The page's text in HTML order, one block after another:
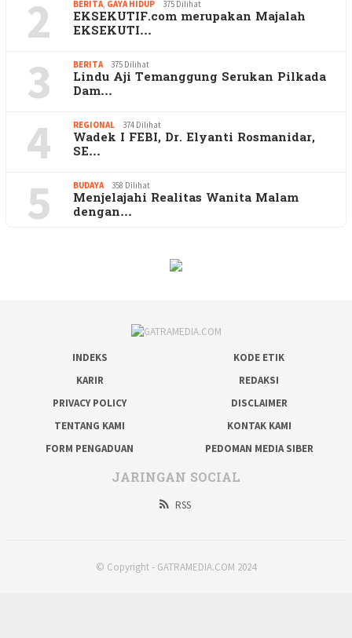
2 BERITA, GAYA HIDUP 375 Dilihat
EKSEKUTIF.com merupakan Majalah
EKSEKUTI…
3 BERITA 375 Dilihat
Lindu Aji Temanggung Serukan Pilkada
Dam…
4 REGIONAL 374 Dilihat
Wadek I FEBI, Dr. Elyanti Rosmanidar,
SE…
5 BUDAYA 358 Dilihat
Menjelajahi Realitas Wanita Malam
dengan…
INDEKS
KODE ETIK
KARIR
REDAKSI
PRIVACY POLICY
DISCLAIMER
TENTANG KAMI
KONTAK KAMI
FORM PENGADUAN
PEDOMAN MEDIA SIBER
JARINGAN SOCIAL
RSS
© Copyright - GATRAMEDIA.COM 2024